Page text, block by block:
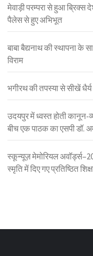
मेवाड़ी परम्परा से हुआ ब्रिक्स
पैलेस से हुए अभिभूत
बाबा बैद्यनाथ की स्थापना के
विराम
भगीरथ की तपस्या से सीखें
उदयपुर में ध्वस्त होती कानून-
बीच एक पाठक का एसपी डॉ.
स्कून्यूज़ मेमोरियल
स्मृति में दिए गए प्रतिष्ठित